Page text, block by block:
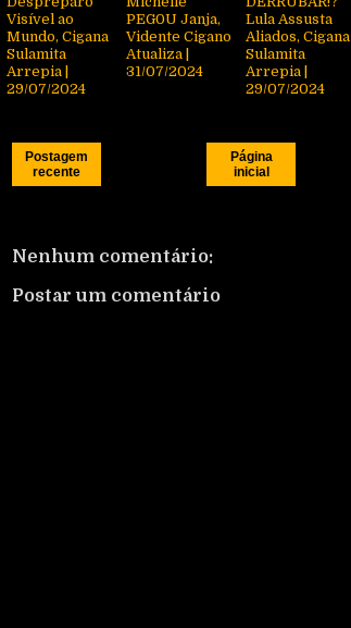
Visível ao
Mundo, Cigana
Sulamita
Arrepia |
29/07/2024
PEG0U Janja,
Vidente Cigano
Atualiza |
31/07/2024
Lula Assusta
Aliados, Cigana
Sulamita
Arrepia |
29/07/2024
Postagem
recente
Página
inicial
Nenhum comentário:
Postar um comentário